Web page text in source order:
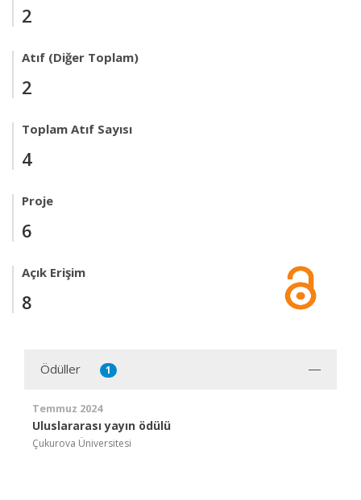
2
Atıf (Diğer Toplam)
2
Toplam Atıf Sayısı
4
Proje
6
Açık Erişim
8
Ödüller 1
Temmuz 2024
Uluslararası yayın ödülü
Çukurova Üniversitesi